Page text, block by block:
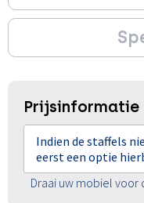
Prijsinformatie
Indien de staffels
eerst een optie
Draai uw mobiel voor